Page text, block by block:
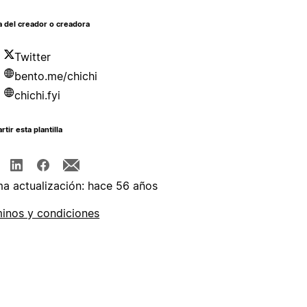
del creador o creadora
Twitter
bento.me/chichi
chichi.fyi
esta plantilla
actualización: hace 56 años
y condiciones